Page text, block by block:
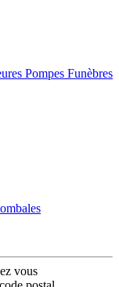
Pompes Funèbres
vous